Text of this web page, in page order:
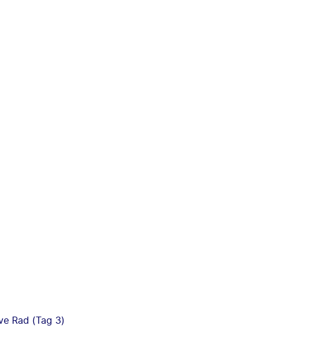
Rad (Tag 3)